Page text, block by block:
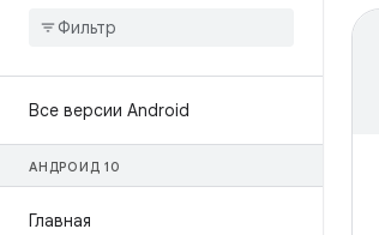
Все версии Android
АНДРОИД 10
Главная